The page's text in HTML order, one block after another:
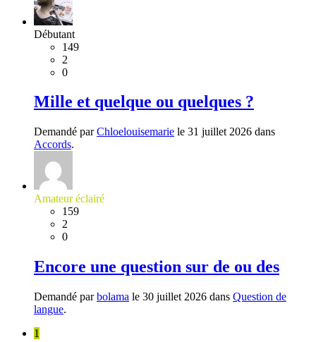
Débutant
149
2
0
Mille et quelque ou quelques ?
Demandé parChloelouisemarie le 31 juillet 2026 dans
Accords.
Amateur éclairé
159
2
0
Encore une question sur de ou des
Demandé parbolama le 30 juillet 2026 dans Question de
langue.
1